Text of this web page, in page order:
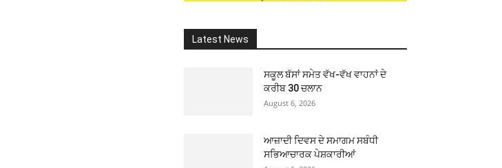
Latest News
ਸਕੂਲ ਬੱਸਾਂ ਸਮੇਤ ਵੱਖ-ਵੱਖ ਵਾਹਨਾਂ ਦੇ
ਕਰੀਬ 30 ਚਲਾਨ
August 6, 2026
ਆਜ਼ਾਦੀ ਦਿਵਸ ਦੇ ਸਮਾਗਮ ਸਬੰਧੀ
ਸਭਿਆਚਾਰਕ ਪੇਸ਼ਕਾਰੀਆਂ